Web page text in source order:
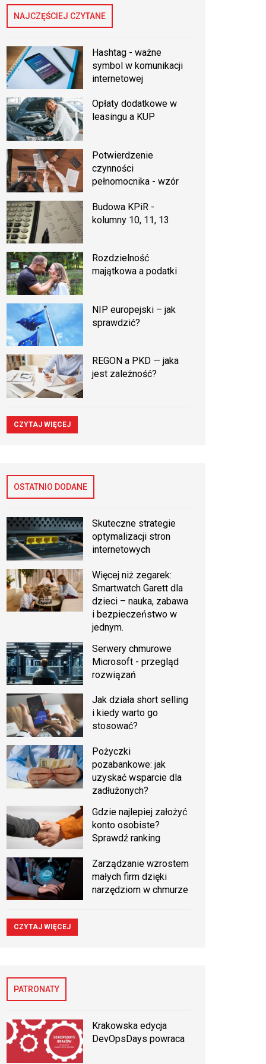
NAJCZĘŚCIEJ CZYTANE
Hashtag - ważne
symbol w komunikacji
internetowej
Opłaty dodatkowe w
leasingu a KUP
Potwierdzenie
czynności
pełnomocnika - wzór
Budowa KPiR -
kolumny 10, 11, 13
Rozdzielność
majątkowa a podatki
NIP europejski – jak
sprawdzić?
REGON a PKD — jaka
jest zależność?
CZYTAJ WIĘCEJ
OSTATNIO DODANE
Skuteczne strategie
optymalizacji stron
internetowych
Więcej niż zegarek:
Smartwatch Garett dla
dzieci – nauka, zabawa
i bezpieczeństwo w
jednym.
Serwery chmurowe
Microsoft - przegląd
rozwiązań
Jak działa short selling
i kiedy warto go
stosować?
Pożyczki
pozabankowe: jak
uzyskać wsparcie dla
zadłużonych?
Gdzie najlepiej założyć
konto osobiste?
Sprawdź ranking
Zarządzanie wzrostem
małych firm dzięki
narzędziom w chmurze
CZYTAJ WIĘCEJ
PATRONATY
Krakowska edycja
DevOpsDays powraca